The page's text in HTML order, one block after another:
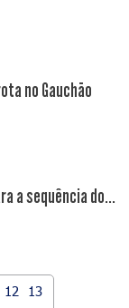
no Gauchão
a sequência do...
12
13